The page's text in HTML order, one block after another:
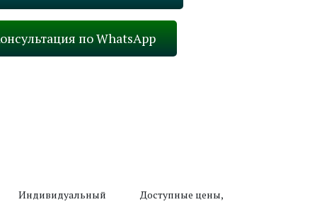
по WhatsApp
Индивидуальный
Доступные цены,